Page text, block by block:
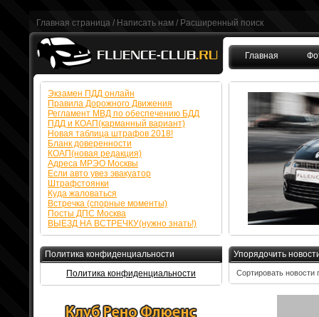
Главная страница / Написать нам / Расширенный поиск
Главная
Упорядочить
Сортировать новости
Экзамен ПДД онлайн
Правила Дорожного Движения
Регламент МВД по обеспечению БДД
ПДД и КОАП(карманный вариант)
Новая таблица штрафов 2018!
Бланк доверенности
КОАП(новая редакция)
Адреса МРЭО Москвы
Если авто увез эвакуатор
Штрафстоянки
Куда жаловаться
Встречка (спорные моменты)
Посты ДПС Москва
ВЫЕЗД НА ВСТРЕЧКУ(нужно знать!)
Политика конфиденциальности
Политика конфиденциальности